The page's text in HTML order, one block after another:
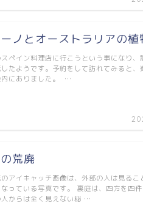
ノとオーストラリアの植
ペイン料理店に行こうという事になり、
たようです。予約をして訪れてみると、
内にありました。 …
荒廃
アイキャッチ画像は、外部の人は見るこ
っている写真です。 裏庭は、四方を四
からは全く見えない秘 …